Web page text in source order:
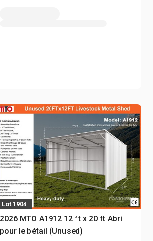
Lot 1904
2026 MTO A1912 12 ft x 20 ft Abri
pour le bétail (Unused)